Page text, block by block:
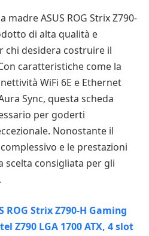
madre ASUS ROG Strix Z790-
di alta qualità e
chi desidera costruire il
caratteristiche come la
WiFi 6E e Ethernet
Sync, questa scheda
per goderti
Nonostante il
e le prestazioni
scelta consigliata per gli